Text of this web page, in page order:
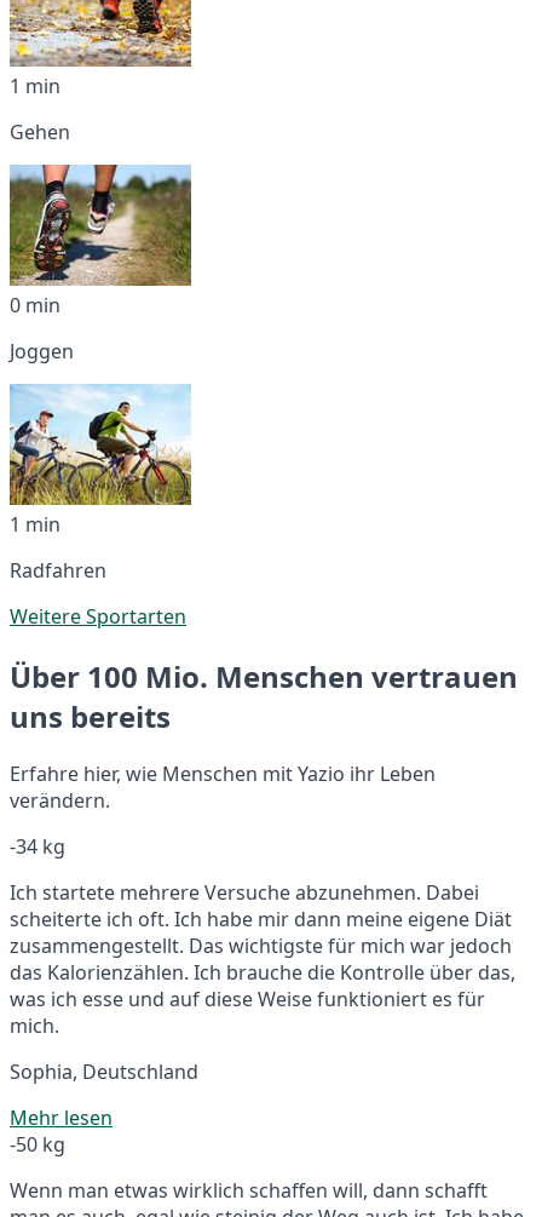
1 min
Gehen
0 min
Joggen
1 min
Radfahren
Weitere Sportarten
Über 100 Mio. Menschen vertrauen
uns bereits
Erfahre hier, wie Menschen mit Yazio ihr Leben
verändern.
-34 kg
Ich startete mehrere Versuche abzunehmen. Dabei
scheiterte ich oft. Ich habe mir dann meine eigene Diät
zusammengestellt. Das wichtigste für mich war jedoch
das Kalorienzählen. Ich brauche die Kontrolle über das,
was ich esse und auf diese Weise funktioniert es für
mich.
Sophia, Deutschland
Mehr lesen
-50 kg
Wenn man etwas wirklich schaffen will, dann schafft